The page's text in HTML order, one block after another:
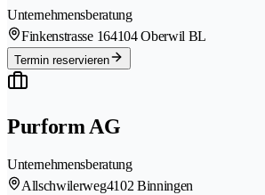
Unternehmensberatung
Finkenstrasse 164104 Oberwil BL
Termin reservieren
Purform AG
Unternehmensberatung
Allschwilerweg4102 Binningen